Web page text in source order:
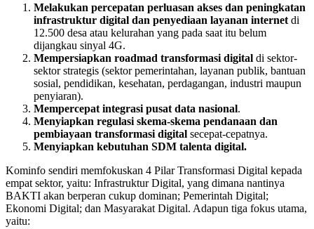
Melakukan percepatan perluasan akses dan peningkatan
infrastruktur digital dan penyediaan layanan internet di
12.500 desa atau kelurahan yang pada saat itu belum
dijangkau sinyal 4G.
Mempersiapkan roadmad transformasi digital di sektor-
sektor strategis (sektor pemerintahan, layanan publik, bantuan
sosial, pendidikan, kesehatan, perdagangan, industri maupun
penyiaran).
Mempercepat integrasi pusat data nasional.
Menyiapkan regulasi skema-skema pendanaan dan
pembiayaan transformasi digital secepat-cepatnya.
Menyiapkan kebutuhan SDM talenta digital.
Kominfo sendiri memfokuskan 4 Pilar Transformasi Digital kepada
empat sektor, yaitu: Infrastruktur Digital, yang dimana nantinya
BAKTI akan berperan cukup dominan; Pemerintah Digital;
Ekonomi Digital; dan Masyarakat Digital. Adapun tiga fokus utama,
yaitu: